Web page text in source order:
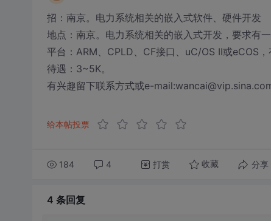
招：南京。电力系统相关的嵌入式软件、硬件开发
地点：南京。电力系统相关的嵌入式开发，要求有
平台：ARM、CPLD、CF接口、uC/OS II或eCOS，
待遇：3~5K。
有兴趣留下联系方式或e-
给本帖投票
184 4 打赏 收藏 分享
4 条回复